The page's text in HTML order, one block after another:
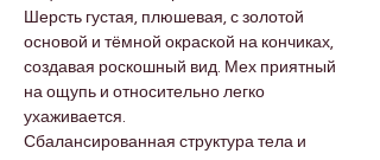
Шерсть густая, плюшевая, с золотой
основой и тёмной окраской на кончиках,
создавая роскошный вид. Мех приятный
на ощупь и относительно легко
ухаживается.
Сбалансированная структура тела и